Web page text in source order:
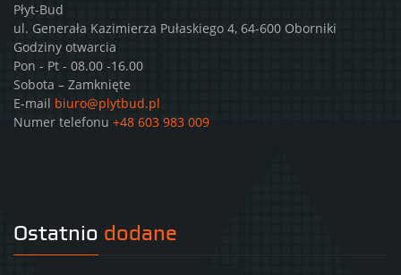
Płyt-Bud
ul. Generała Kazimierza Pułaskiego 4, 64-600 Oborniki
Godziny otwarcia
Pon - Pt - 08.00 -16.00
Sobota – Zamknięte
E-mail biuro@plytbud.pl
Numer telefonu +48 603 983 009
Ostatnio dodane